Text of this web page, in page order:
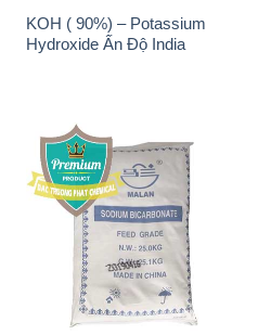
KOH ( 90%) – Potassium
Hydroxide Ấn Độ India